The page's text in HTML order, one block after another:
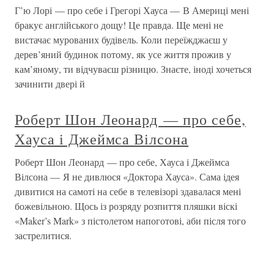
Г’ю Лорі — про себе і Грегорі Хауса — В Америці мені
бракує англійського дощу! Це правда. Ще мені не
вистачає мурованих будівель. Коли переїжджаєш у
дерев’яний будинок потому, як усе життя прожив у
кам’яному, ти відчуваєш різницю. Знаєте, іноді хочеться
зачинити двері й
Роберт Шон Леонард — про себе,
Хауса і Джеймса Вілсона
Роберт Шон Леонард — про себе, Хауса і Джеймса
Вілсона — Я не дивлюся «Доктора Хауса». Сама ідея
дивитися на самоті на себе в телевізорі здавалася мені
божевільною. Щось із розряду розпиття пляшки віскі
«Maker’s Mark» з пістолетом напоготові, аби після того
застрелитися.